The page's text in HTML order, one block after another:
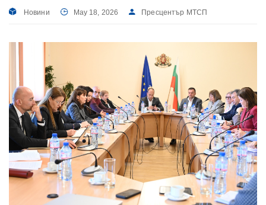
Новини May 18, 2026 Пресцентър МТСП